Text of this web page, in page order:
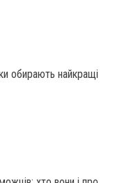
обирають найкращі